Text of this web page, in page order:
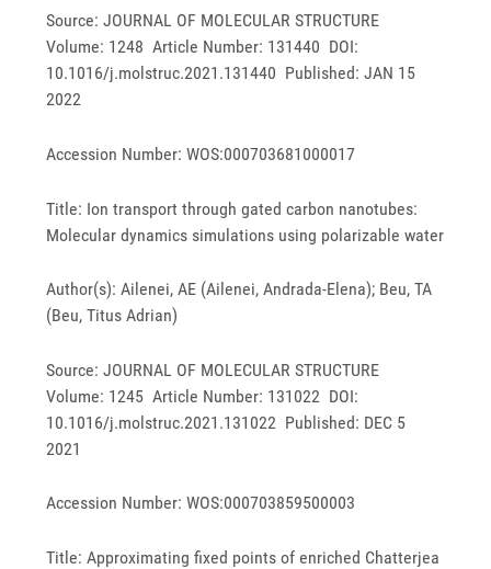
Source: JOURNAL OF MOLECULAR STRUCTURE
Volume: 1248 Article Number: 131440 DOI:
10.1016/j.molstruc.2021.131440 Published: JAN 15
2022
Accession Number: WOS:000703681000017
Title: Ion transport through gated carbon nanotubes:
Molecular dynamics simulations using polarizable water
Author(s): Ailenei, AE (Ailenei, Andrada-Elena); Beu, TA
(Beu, Titus Adrian)
Source: JOURNAL OF MOLECULAR STRUCTURE
Volume: 1245 Article Number: 131022 DOI:
10.1016/j.molstruc.2021.131022 Published: DEC 5
2021
Accession Number: WOS:000703859500003
Title: Approximating fixed points of enriched Chatterjea